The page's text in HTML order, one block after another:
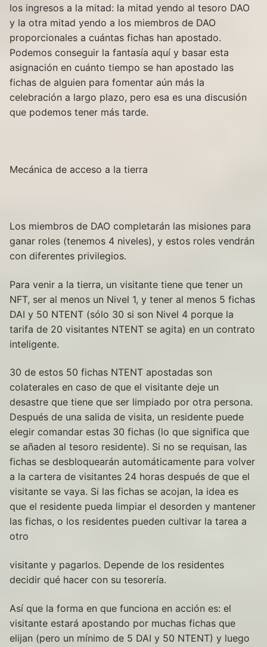
los ingresos a la mitad: la mitad yendo al tesoro DAO
y la otra mitad yendo a los miembros de DAO
proporcionales a cuántas fichas han apostado.
Podemos conseguir la fantasía aquí y basar esta
asignación en cuánto tiempo se han apostado las
fichas de alguien para fomentar aún más la
celebración a largo plazo, pero esa es una discusión
que podemos tener más tarde.
Mecánica de acceso a la tierra
Los miembros de DAO completarán las misiones para
ganar roles (tenemos 4 niveles), y estos roles vendrán
con diferentes privilegios.
Para venir a la tierra, un visitante tiene que tener un
NFT, ser al menos un Nivel 1, y tener al menos 5 fichas
DAI y 50 NTENT (sólo 30 si son Nivel 4 porque la
tarifa de 20 visitantes NTENT se agita) en un contrato
inteligente.
30 de estos 50 fichas NTENT apostadas son
colaterales en caso de que el visitante deje un
desastre que tiene que ser limpiado por otra persona.
Después de una salida de visita, un residente puede
elegir comandar estas 30 fichas (lo que significa que
se añaden al tesoro residente). Si no se requisan, las
fichas se desbloquearán automáticamente para volver
a la cartera de visitantes 24 horas después de que el
visitante se vaya. Si las fichas se acojan, la idea es
que el residente pueda limpiar el desorden y mantener
las fichas, o los residentes pueden cultivar la tarea a
otro
visitante y pagarlos. Depende de los residentes
decidir qué hacer con su tesorería.
Así que la forma en que funciona en acción es: el
visitante estará apostando por muchas fichas que
elijan (pero un mínimo de 5 DAI y 50 NTENT) y luego